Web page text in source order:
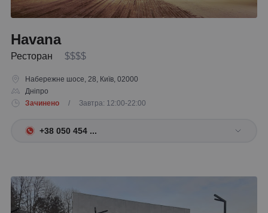
Havana
Ресторан $$$$
Набережне шосе, 28, Київ, 02000
Дніпро
Зачинено
/ Завтра: 12:00-22:00
+38 050 454 ...